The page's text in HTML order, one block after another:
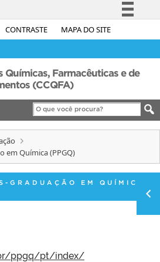
CONTRASTE MAPA DO SITE
Simplifique!
Acesso à informação
Legislação
Canais
Químicas, Farmacêuticas e de
(CCQFA)
em Química (PPGQ)
GRADUAÇÃO EM QUÍMICA
ppgq/pt/index/